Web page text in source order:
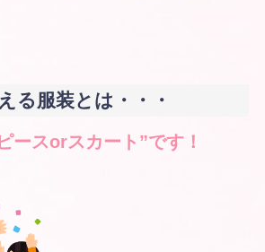
る服装とは・・・
ースorスカート”です！